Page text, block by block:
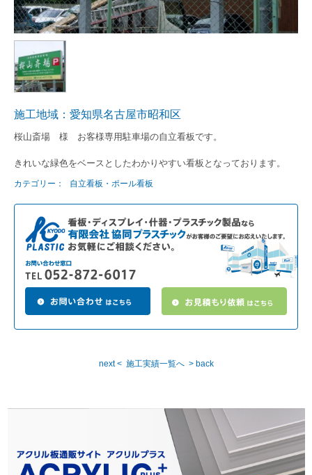
施工地域：愛知県名古屋市昭和区
桜山斎場 様 お客様専用駐車場の自立看板です。
きれいな緑色をベースとしたわかりやすい看板となっております。
カテゴリー： 自立看板・ポール看板
next < 施工実績一覧へ > back